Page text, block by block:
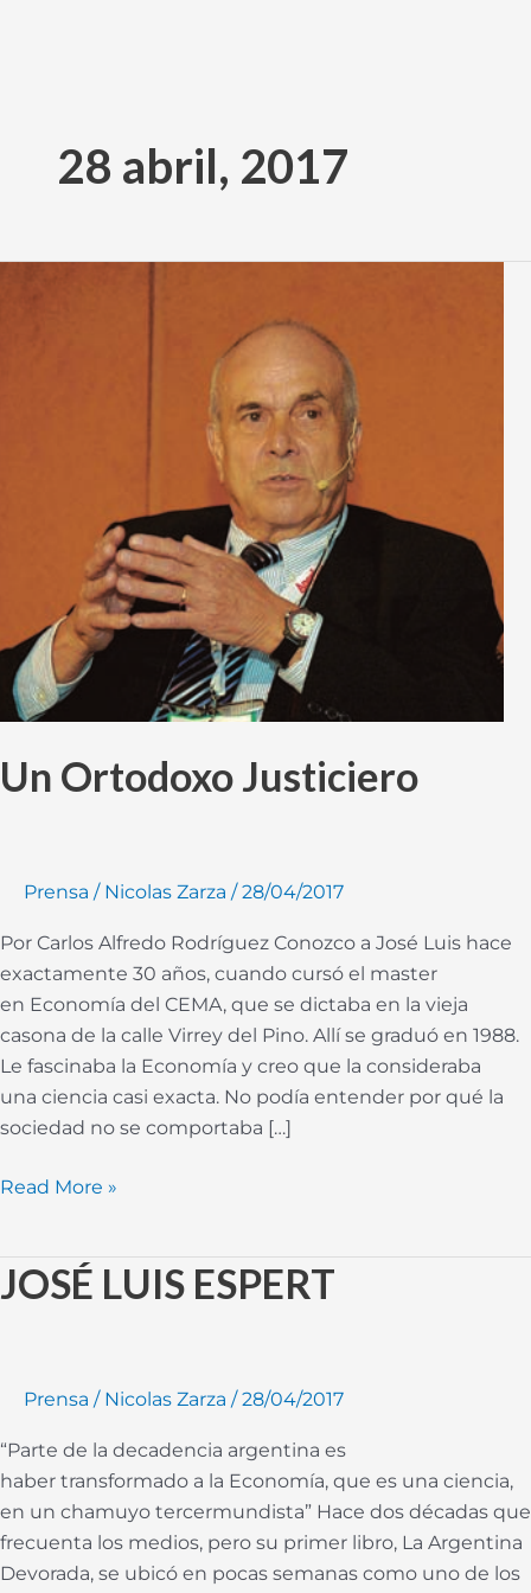
contenido28 abril, 2017
Un Ortodoxo Justiciero
Prensa / Nicolas Zarza /28/04/2017
Por Carlos Alfredo Rodríguez Conozco a José Luis hace
exactamente 30 años, cuando cursó el master
en Economía del CEMA, que se dictaba en la vieja
casona de la calle Virrey del Pino. Allí se graduó en 1988.
Le fascinaba la Economía y creo que la consideraba
una ciencia casi exacta. No podía entender por qué la
sociedad no se comportaba […]
Ortodoxo
Read More »
JOSÉ LUIS ESPERT
Prensa / Nicolas Zarza /28/04/2017
“Parte de la decadencia argentina es
haber transformado a la Economía, que es una ciencia,
en un chamuyo tercermundista” Hace dos décadas que
frecuenta los medios, pero su primer libro, La Argentina
Devorada, se ubicó en pocas semanas como uno de los
JOSÉ
LUIS